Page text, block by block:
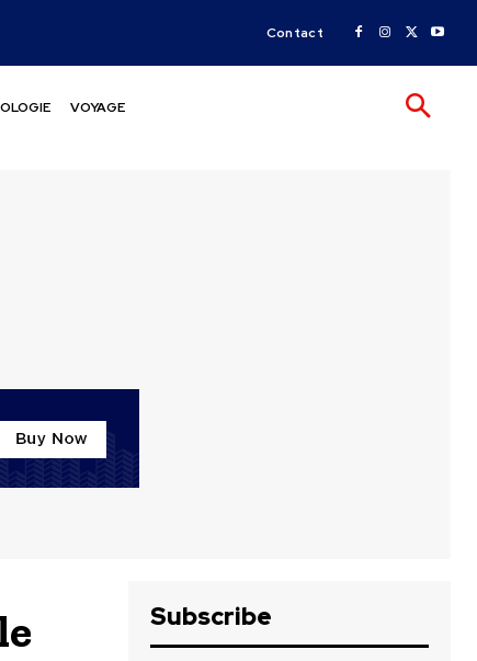
Contact
VOYAGE
Subscribe